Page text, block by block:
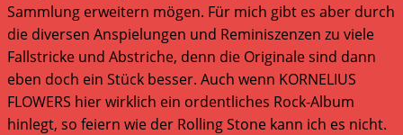
Sammlung erweitern mögen. Für mich gibt es aber durch
die diversen Anspielungen und Reminiszenzen zu viele
Fallstricke und Abstriche, denn die Originale sind dann
eben doch ein Stück besser. Auch wenn KORNELIUS
FLOWERS hier wirklich ein ordentliches Rock-Album
hinlegt, so feiern wie der Rolling Stone kann ich es nicht.